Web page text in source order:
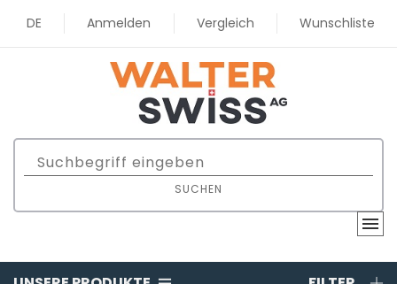
DE Anmelden Vergleich Wunschliste
SUCHEN